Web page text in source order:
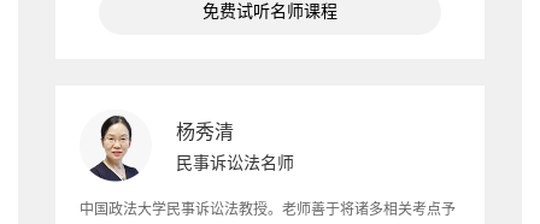
免费试听名师课程
杨秀清
民事诉讼法名师
中国政法大学民事诉讼法教授。老师善于将诸多相关考点予